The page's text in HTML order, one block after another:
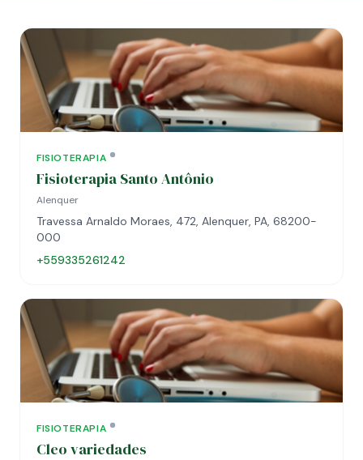
FISIOTERAPIA
Fisioterapia Santo Antônio
Alenquer
Travessa Arnaldo Moraes, 472, Alenquer, PA, 68200-
000
+559335261242
FISIOTERAPIA
Cleo variedades